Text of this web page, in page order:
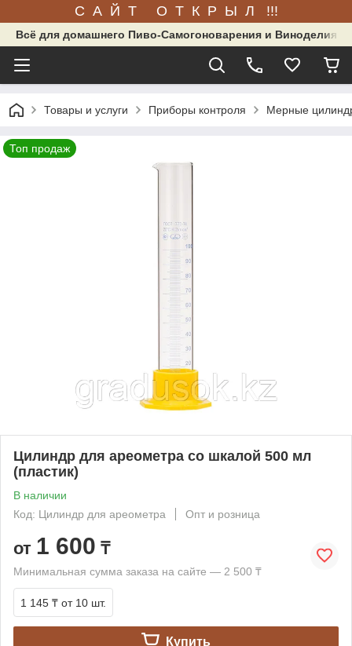
С А Й Т О Т К Р Ы Л !!!
Всё для домашнего Пиво-Самогоноварения и Виноделия.
Товары и услуги Приборы контроля Мерные
Топ продаж
Цилиндр для ареометра со шкалой 500 мл
(пластик)
В наличии
Код: Цилиндр для ареометра
Опт и розница
от 1 600 ₸
Минимальная сумма заказа на сайте — 2 500 ₸
1 145 ₸ от 10 шт.
Купить